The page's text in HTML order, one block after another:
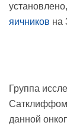
яичников на
Группа
Сатклиффом
данной